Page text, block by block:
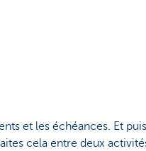
et les échéances. Et
cela entre deux